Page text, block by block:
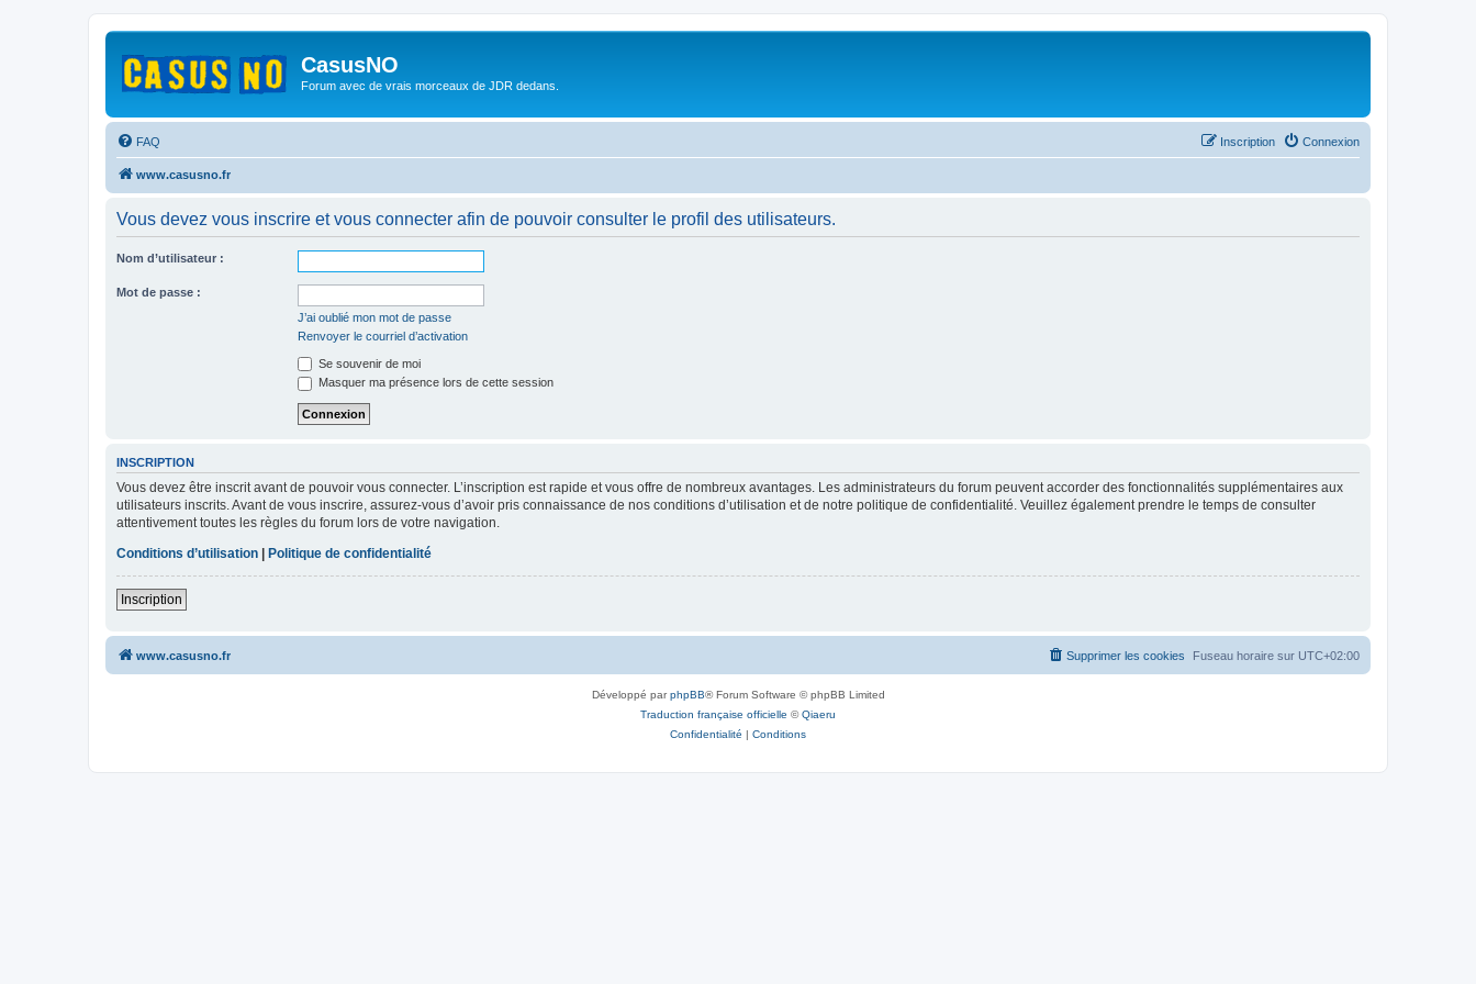
CasusNO
Forum avec de vrais morceaux de JDR dedans.
FAQ Connexion
Inscription
www.casusno.fr
Vous devez vous inscrire et vous connecter afin de pouvoir consulter le profil des utilisateurs.
Nom d’utilisateur :
Mot de passe :
J’ai oublié mon mot de passe
Renvoyer le courriel d’activation
Se souvenir de moi
Masquer ma présence lors de cette session
INSCRIPTION
Vous devez être inscrit avant de pouvoir vous connecter. L’inscription est rapide et vous offre de nombreux avantages. Les administrateurs du forum peuvent accorder des fonctionnalités supplémentaires aux
utilisateurs inscrits. Avant de vous inscrire, assurez-vous d’avoir pris connaissance de nos conditions d’utilisation et de notre politique de confidentialité. Veuillez également prendre le temps de consulter
attentivement toutes les règles du forum lors de votre navigation.
Conditions d’utilisation
Politique de confidentialité
Inscription
www.casusno.fr Fuseau horaire sur UTC+02:00
Supprimer les cookies
Développé parphpBB® Forum Software © phpBB Limited
Traduction française officielle ©Qiaeru
Confidentialité | Conditions